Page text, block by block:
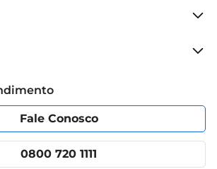
mais tempo, garantindo que você
antes do consumo, garantindo
em suas receitas.
do Produto
Fale Conosco
0800 720 1111